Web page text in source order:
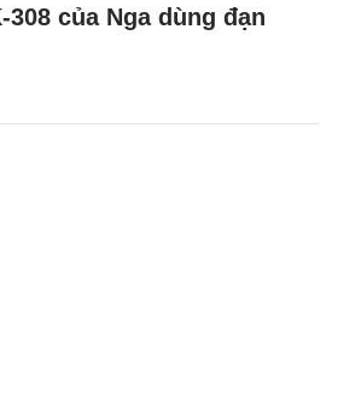
của Nga dùng đạn